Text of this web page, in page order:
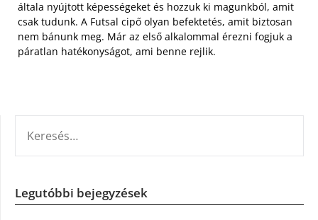
általa nyújtott képességeket és hozzuk ki magunkból, amit
csak tudunk. A Futsal cipő olyan befektetés, amit biztosan
nem bánunk meg. Már az első alkalommal érezni fogjuk a
páratlan hatékonyságot, ami benne rejlik.
Legutóbbi bejegyzések